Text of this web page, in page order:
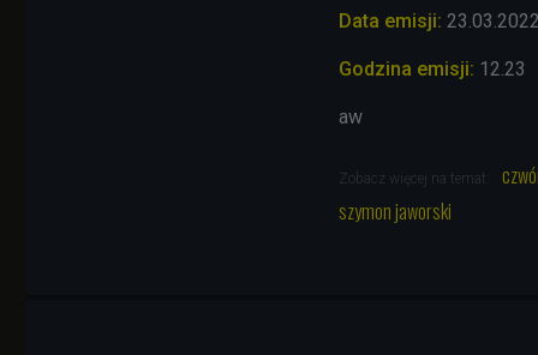
Data emisji:
Godzina emisji: 12.23
aw
Zobacz więcej na temat:
szymon jaworski